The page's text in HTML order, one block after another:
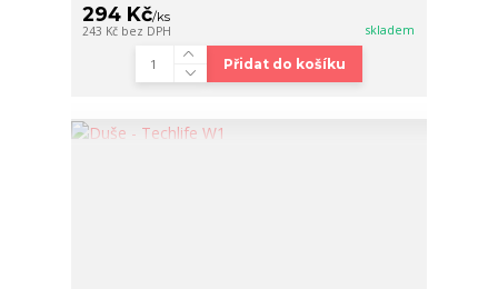
294 Kč/ks
243 Kč bez DPH skladem
Přidat do košíku